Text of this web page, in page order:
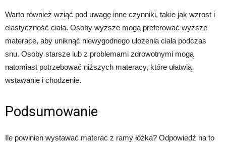
Warto również wziąć pod uwagę inne czynniki, takie jak wzrost i
elastyczność ciała. Osoby wyższe mogą preferować wyższe
materace, aby uniknąć niewygodnego ułożenia ciała podczas
snu. Osoby starsze lub z problemami zdrowotnymi mogą
natomiast potrzebować niższych materacy, które ułatwią
wstawanie i chodzenie.
Podsumowanie
Ile powinien wystawać materac z ramy łóżka? Odpowiedź na to